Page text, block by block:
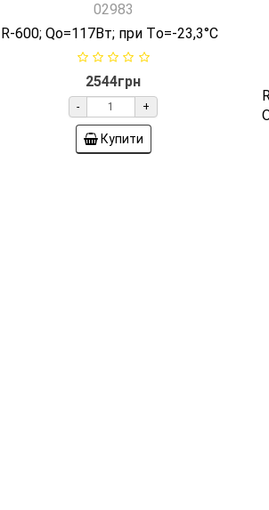
02983
R-600; Qо=117Вт; при Tо=-23,3°C
2544грн
- +
Купити